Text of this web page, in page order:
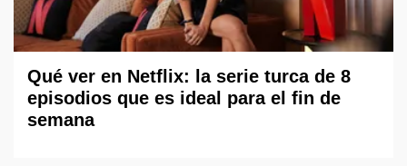
Qué ver en Netflix: la serie turca de 8
episodios que es ideal para el fin de
semana